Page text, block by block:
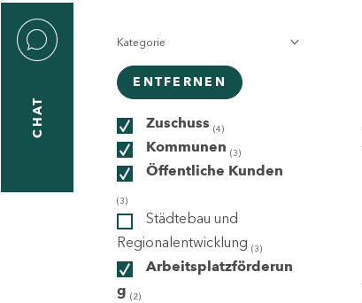
CHAT
Kategorie
ENTFERNEN
Zuschuss (4)
Kommunen (3)
Öffentliche Kunden
(3)
Städtebau und
Regionalentwicklung (3)
Arbeitsplatzförderun
g (2)